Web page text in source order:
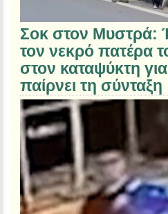
Σοκ στον Μυστρά:
τον νεκρό πατέρα
στον καταψύκτη
παίρνει τη σύνταξη